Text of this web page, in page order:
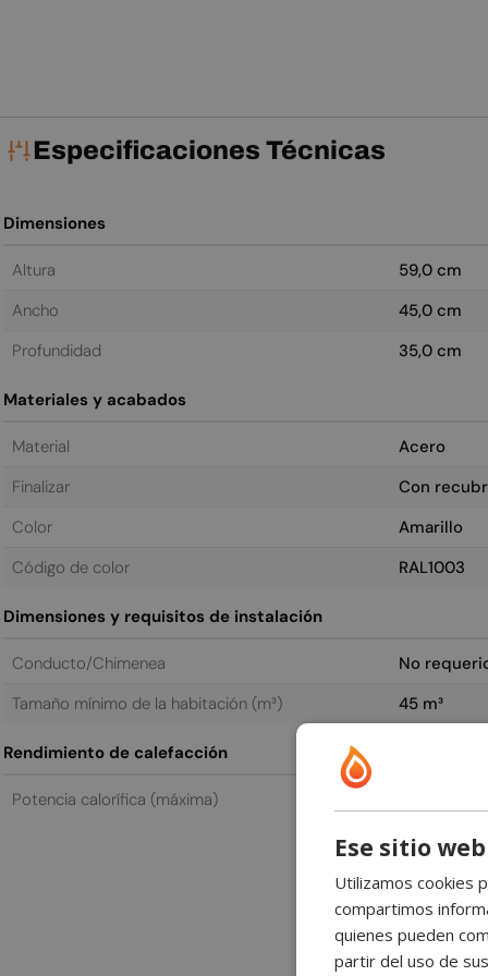
Especificaciones Técnicas
Dimensiones
Altura
59,0 cm
Ancho
45,0 cm
Profundidad
35,0 cm
Materiales y acabados
Material
Acero
Finalizar
Con
Color
Amarillo
Código de color
RAL1003
Dimensiones y requisitos de instalación
Conducto/Chimenea
No
Tamaño mínimo de la habitación (m³)
45 m³
Rendimiento de calefacción
Potencia calorífica (máxima)
Ese sitio
Utilizamos cookies
compartimos
quienes pueden
partir del uso de